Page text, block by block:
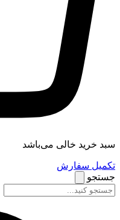
سبد خرید خالی می‌باشد
تکمیل سفارش
جستجو